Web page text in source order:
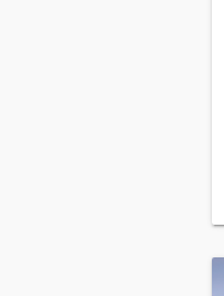
Um Inhalte
können,
Medien